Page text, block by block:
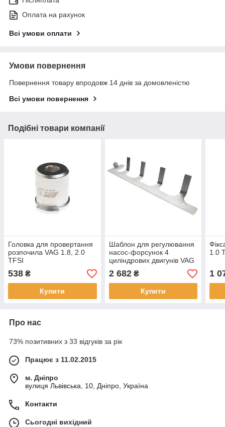
Оплата на рахунок
Всі умови оплати
Умови повернення
Повернення товару впродовж 14 днів за домовленістю
Всі умови повернення
Подібні товари компанії
Головка для провертання
розпочила VAG 1.8, 2.0
TFSI
538 ₴
Купити
Шаблон для регулювання
насос-форсунок 4
циліндрових двигунів VAG
2 682₴
Купити
1.0
1
Про нас
73% позитивних з 33 відгуків за рік
Працює з 11.02.2015
м. Дніпро
вулиця Львівська, 10, Дніпро, Україна
Контакти
Сьогодні вихідний